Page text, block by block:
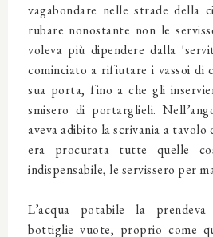
vagabondare nelle strade della
rubare nonostante non le
voleva più dipendere dalla
cominciato a rifiutare i vassoi di
sua porta, fino a che gli
smisero di portarglieli.
aveva adibito la scrivania a tavolo
era procurata tutte quelle
indispensabile, le servissero per
L’acqua potabile la
bottiglie vuote, proprio come